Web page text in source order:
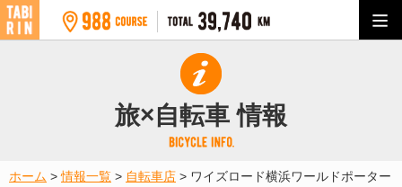
旅×自転車 情報
ホーム >情報一覧 > 自転車店 > ワイズロード横浜ワールドポーター